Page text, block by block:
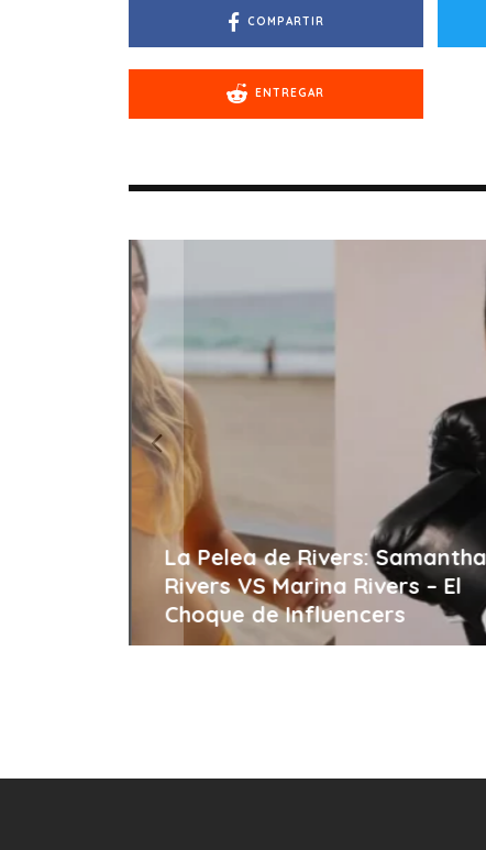
COMPARTIR
ENTREGAR
La Pelea de Rivers: Samantha
Rivers VS Marina Rivers – El
Choque de Influencers